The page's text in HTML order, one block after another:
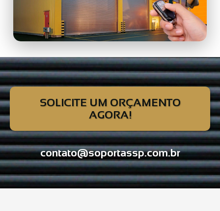
SOLICITE UM ORÇAMENTO
AGORA!
contato@soportassp.com.br